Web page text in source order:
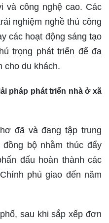
và công nghệ cao. Các
nghiệm nghề thủ công
các hoạt động sáng tạo
trọng phát triển để đa
cho du khách.
pháp phát triển nhà ở xã
đã và đang tập trung
bộ nhằm thúc đẩy
đấu hoàn thành các
phủ giao đến năm
sau khi sắp xếp đơn